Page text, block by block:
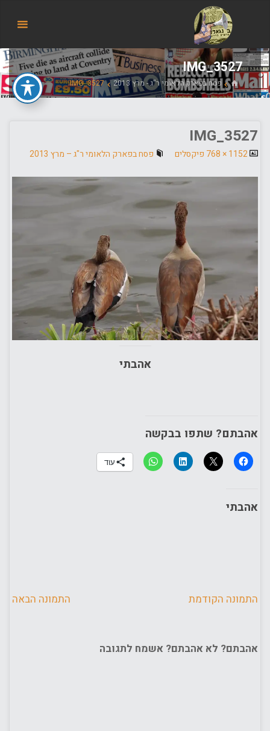
של
אודי
בורג
IMG_3527
ביתפסח בפארק הלאומי ר"ג - מרץ 2013 IMG_3527
IMG_3527
גודל1152 × 768 פיקסלים פסח בפארק הלאומי ר"ג – מרץ 2013
אהבתי
אהבתם? שתפו בבקשה
עוד
אהבתי
התמונה הקודמת התמונה הבאה
אהבתם? לא אהבתם? אשמח לתגובה